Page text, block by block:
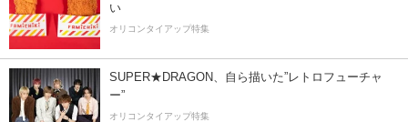
い
オリコンタイアップ特集
SUPER★DRAGON、自ら描いた”レトロフューチャ
ー”
オリコンタイアップ特集